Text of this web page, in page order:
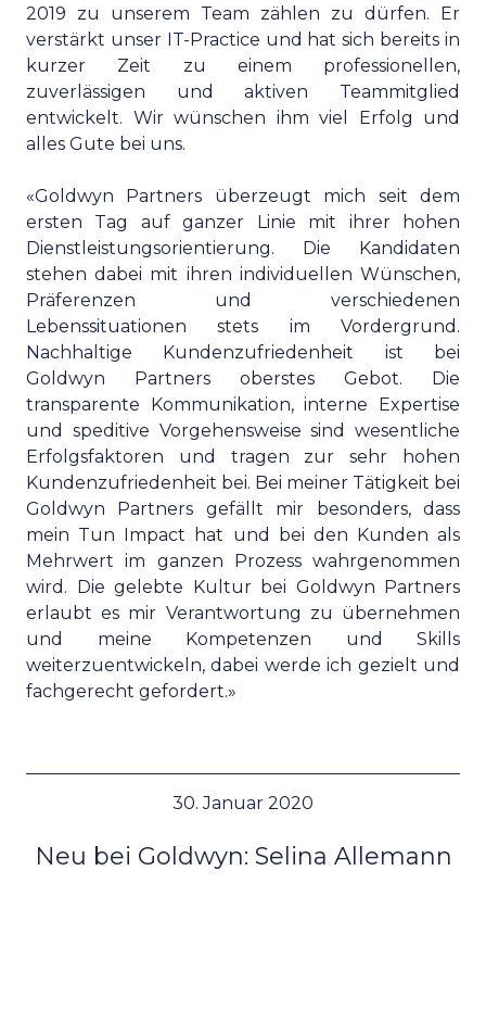
2019 zu unserem Team zählen zu dürfen. Er
verstärkt unser IT-Practice und hat sich bereits in
kurzer Zeit zu einem professionellen,
zuverlässigen und aktiven Teammitglied
entwickelt. Wir wünschen ihm viel Erfolg und
alles Gute bei uns.
«Goldwyn Partners überzeugt mich seit dem
ersten Tag auf ganzer Linie mit ihrer hohen
Dienstleistungsorientierung. Die Kandidaten
stehen dabei mit ihren individuellen Wünschen,
Präferenzen und verschiedenen
Lebenssituationen stets im Vordergrund.
Nachhaltige Kundenzufriedenheit ist bei
Goldwyn Partners oberstes Gebot. Die
transparente Kommunikation, interne Expertise
und speditive Vorgehensweise sind wesentliche
Erfolgsfaktoren und tragen zur sehr hohen
Kundenzufriedenheit bei. Bei meiner Tätigkeit bei
Goldwyn Partners gefällt mir besonders, dass
mein Tun Impact hat und bei den Kunden als
Mehrwert im ganzen Prozess wahrgenommen
wird. Die gelebte Kultur bei Goldwyn Partners
erlaubt es mir Verantwortung zu übernehmen
und meine Kompetenzen und Skills
weiterzuentwickeln, dabei werde ich gezielt und
fachgerecht gefordert.»
30. Januar 2020
Neu bei Goldwyn: Selina Allemann